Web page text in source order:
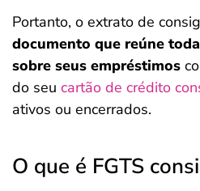
Portanto, o extrato de
documento que reúne
sobre seus empréstimos
do seu cartão de crédito
ativos ou encerrados.
O que é FGTS